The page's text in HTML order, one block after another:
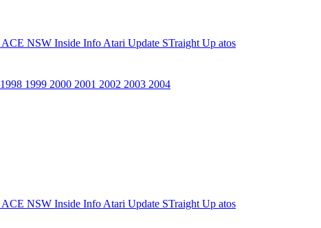
ACE NSW Inside Info Atari Update STraight Up atos
1998 1999 2000 2001 2002 2003 2004
ACE NSW Inside Info Atari Update STraight Up atos